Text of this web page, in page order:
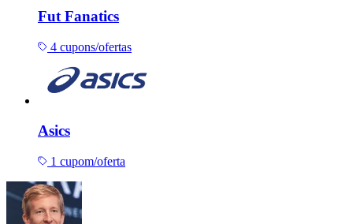
Fut Fanatics
4 cupons/ofertas
Asics
1 cupom/oferta